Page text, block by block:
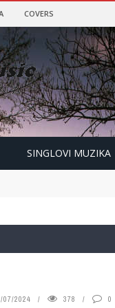
COVERS
SINGLOVI MUZIKA
07/2024 378 0